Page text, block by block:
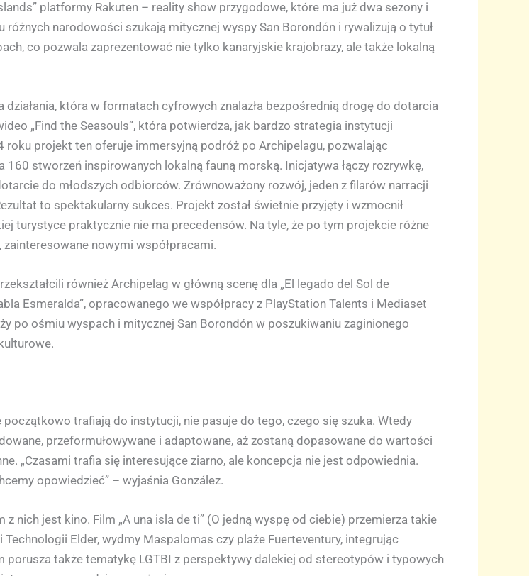
platformy Rakuten – reality show przygodowe, które ma już dwa sezony i
narodowości szukają mitycznej wyspy San Borondón i rywalizują o tytuł
co pozwala zaprezentować nie tylko kanaryjskie krajobrazy, ale także lokalną
która w formatach cyfrowych znalazła bezpośrednią drogę do dotarcia
„Find the Seasouls”, która potwierdza, jak bardzo strategia instytucji
projekt ten oferuje immersyjną podróż po Archipelagu, pozwalając
stworzeń inspirowanych lokalną fauną morską. Inicjatywa łączy rozrywkę,
do młodszych odbiorców. Zrównoważony rozwój, jeden z filarów narracji
to spektakularny sukces. Projekt został świetnie przyjęty i wzmocnił
turystyce praktycznie nie ma precedensów. Na tyle, że po tym projekcie różne
nowymi współpracami.
również Archipelag w główną scenę dla „El legado del Sol de
Esmeralda”, opracowanego we współpracy z PlayStation Talents i Mediaset
po ośmiu wyspach i mitycznej San Borondón w poszukiwaniu zaginionego
trafiają do instytucji, nie pasuje do tego, czego się szuka. Wtedy
przeformułowywane i adaptowane, aż zostaną dopasowane do wartości
„Czasami trafia się interesujące ziarno, ale koncepcja nie jest odpowiednia.
opowiedzieć” – wyjaśnia González.
nich jest kino. Film „A una isla de ti” (O jedną wyspę od ciebie) przemierza takie
Elder, wydmy Maspalomas czy plaże Fuerteventury, integrując
porusza także tematykę LGTBI z perspektywy dalekiej od stereotypów i typowych